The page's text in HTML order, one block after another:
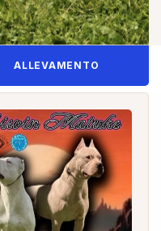
ALLEVAMENTO